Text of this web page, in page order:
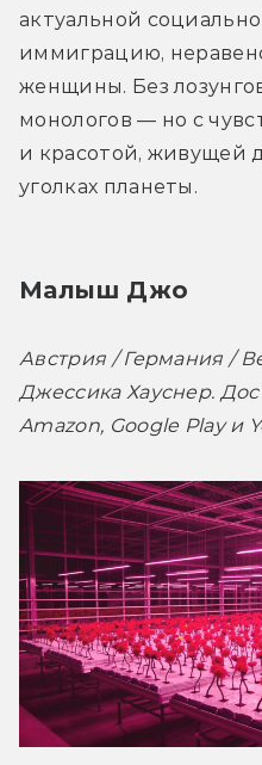
актуальной
иммиграцию,
женщины. Без
монологов — но с
и красотой, живущей
уголках планеты.
Малыш Джо
Австрия / Германия /
Джессика Хауснер.
Amazon, Google Play и